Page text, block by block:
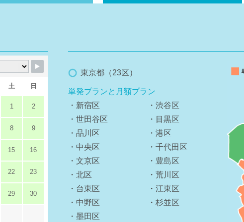
土 日
1 2
8 9
15 16
22 23
29 30
東京都（23区）
単発プランと月額プラン
・新宿区
・渋谷区
・世田谷区
・目黒区
・品川区
・港区
・中央区
・千代田区
・文京区
・豊島区
・北区
・荒川区
・台東区
・江東区
・中野区
・杉並区
・墨田区